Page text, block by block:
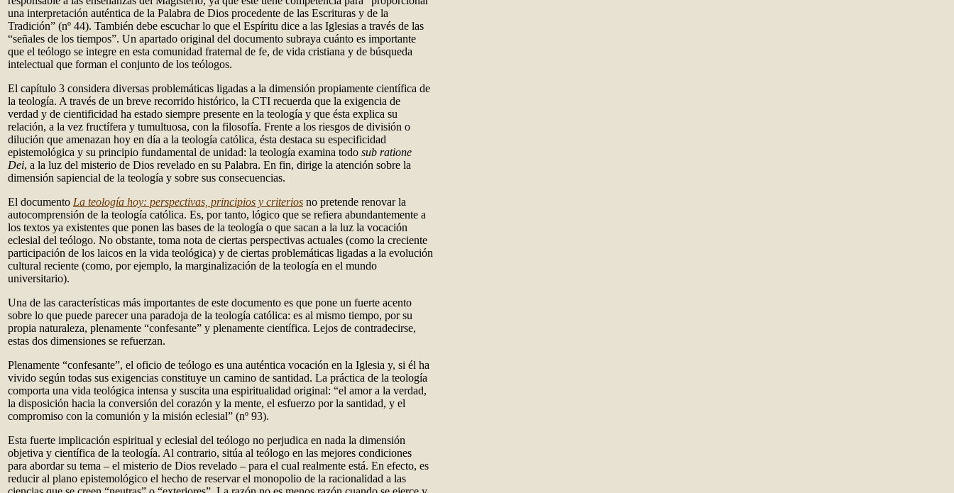
una interpretación auténtica de la Palabra de Dios procedente de las Escrituras y de la
Tradición” (nº 44). También debe escuchar lo que el Espíritu dice a las Iglesias a través de las
“señales de los tiempos”. Un apartado original del documento subraya cuánto es importante
que el teólogo se integre en esta comunidad fraternal de fe, de vida cristiana y de búsqueda
intelectual que forman el conjunto de los teólogos.
El capítulo 3 considera diversas problemáticas ligadas a la dimensión propiamente científica de
la teología. A través de un breve recorrido histórico, la CTI recuerda que la exigencia de
verdad y de cientificidad ha estado siempre presente en la teología y que ésta explica su
relación, a la vez fructífera y tumultuosa, con la filosofía. Frente a los riesgos de división o
dilución que amenazan hoy en día a la teología católica, ésta destaca su especificidad
epistemológica y su principio fundamental de unidad: la teología examina todo sub ratione
Dei, a la luz del misterio de Dios revelado en su Palabra. En fin, dirige la atención sobre la
dimensión sapiencial de la teología y sobre sus consecuencias.
El documento La teología hoy: perspectivas, principios y criterios no pretende renovar la
autocomprensión de la teología católica. Es, por tanto, lógico que se refiera abundantemente a
los textos ya existentes que ponen las bases de la teología o que sacan a la luz la vocación
eclesial del teólogo. No obstante, toma nota de ciertas perspectivas actuales (como la creciente
participación de los laicos en la vida teológica) y de ciertas problemáticas ligadas a la evolución
cultural reciente (como, por ejemplo, la marginalización de la teología en el mundo
universitario).
Una de las características más importantes de este documento es que pone un fuerte acento
sobre lo que puede parecer una paradoja de la teología católica: es al mismo tiempo, por su
propia naturaleza, plenamente “confesante” y plenamente científica. Lejos de contradecirse,
estas dos dimensiones se refuerzan.
Plenamente “confesante”, el oficio de teólogo es una auténtica vocación en la Iglesia y, si él ha
vivido según todas sus exigencias constituye un camino de santidad. La práctica de la teología
comporta una vida teológica intensa y suscita una espiritualidad original: “el amor a la verdad,
la disposición hacia la conversión del corazón y la mente, el esfuerzo por la santidad, y el
compromiso con la comunión y la misión eclesial” (nº 93).
Esta fuerte implicación espiritual y eclesial del teólogo no perjudica en nada la dimensión
objetiva y científica de la teología. Al contrario, sitúa al teólogo en las mejores condiciones
para abordar su tema – el misterio de Dios revelado – para el cual realmente está. En efecto, es
reducir al plano epistemológico el hecho de reservar el monopolio de la racionalidad a las